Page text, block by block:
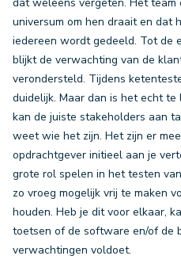
universum om hen draait en dat
iedereen wordt gedeeld. Tot de
blijkt de verwachting van de
verondersteld. Tijdens
duidelijk. Maar dan is het echt
kan de juiste stakeholders aan
weet wie het zijn. Het zijn er
opdrachtgever initieel aan je
grote rol spelen in het testen
zo vroeg mogelijk vrij te maken
houden. Heb je dit voor elkaar,
toetsen of de software en/of de
verwachtingen voldoet.